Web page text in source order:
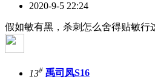
2020-9-5 22:24
假如敏有黑，杀刺怎么舍得贴敏行
13# 禹司凤S16